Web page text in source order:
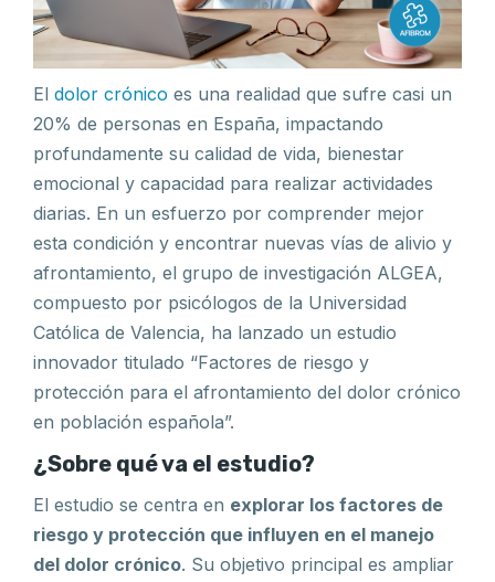
El dolor crónico es una realidad que sufre casi un
20% de personas en España, impactando
profundamente su calidad de vida, bienestar
emocional y capacidad para realizar actividades
diarias. En un esfuerzo por comprender mejor
esta condición y encontrar nuevas vías de alivio y
afrontamiento, el grupo de investigación ALGEA,
compuesto por psicólogos de la Universidad
Católica de Valencia, ha lanzado un estudio
innovador titulado “Factores de riesgo y
protección para el afrontamiento del dolor crónico
en población española”.
¿Sobre qué va el estudio?
El estudio se centra en explorar los factores de
riesgo y protección que influyen en el manejo
del dolor crónico. Su objetivo principal es ampliar